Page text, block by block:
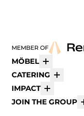
MEMBER OF
MÖBEL
CATERING
IMPACT
JOIN THE GROUP